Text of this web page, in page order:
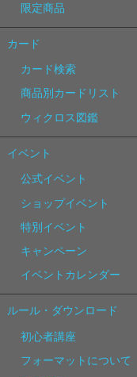
限定商品
カード
カード検索
商品別カードリスト
ウィクロス図鑑
イベント
公式イベント
ショップイベント
特別イベント
キャンペーン
イベントカレンダー
ルール・ダウンロード
初心者講座
フォーマットについて